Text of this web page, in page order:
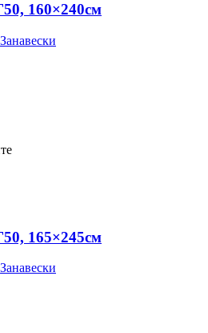
160×240см
Занавески
165×245см
Занавески